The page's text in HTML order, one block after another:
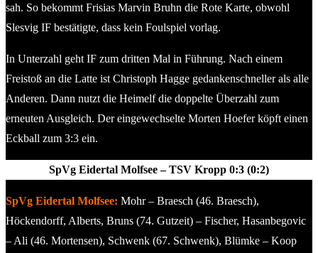
sah. So bekommt Frisias Marvin Bruhn die Rote Karte, obwohl
Slesvig IF bestätigte, dass kein Foulspiel vorlag.
In Unterzahl geht IF zum dritten Mal in Führung. Nach einem
Freistoß an die Latte ist Christoph Hagge gedankenschneller als alle
Anderen. Dann nutzt die Heimelf die doppelte Überzahl zum
erneuten Ausgleich. Der eingewechselte Morten Hoefer köpft einen
Eckball zum 3:3 ein.
SpVg Eidertal Molfsee – TSV Kropp 0:3 (0:2)
SpVg Eidertal Molfsee: Mohr – Braesch (46. Braesch),
Höckendorff, Alberts, Bruns (74. Gutzeit) – Fischer, Hasanbegovic
– Ali (46. Mortensen), Schwenk (67. Schwenk), Blümke – Koop